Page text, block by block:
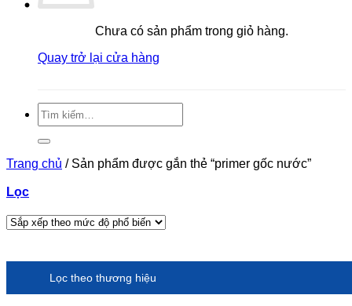
Chưa có sản phẩm trong giỏ hàng.
Quay trở lại cửa hàng
Tìm
kiếm:
Trang chủ /Sản phẩm được gắn thẻ “primer gốc nước”
Lọc
Lọc theo thương hiệu